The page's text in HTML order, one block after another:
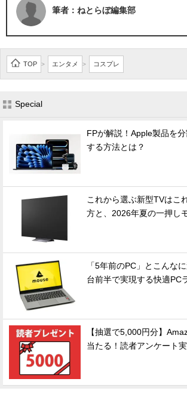
筆者：ねとらぼ編集部
TOP > エンタメ > コスプレ
Special
FPが解説！Apple製品を
する方法とは？
これから選ぶ新型TVはこ
方と、2026年夏の一押し
「5年前のPC」とこんな
台前半で実現する快適PC
【抽選で5,000円分】
当たる！読者アンケート